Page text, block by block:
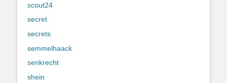
scout24
secret
secrets
semmelhaack
senkrecht
shein